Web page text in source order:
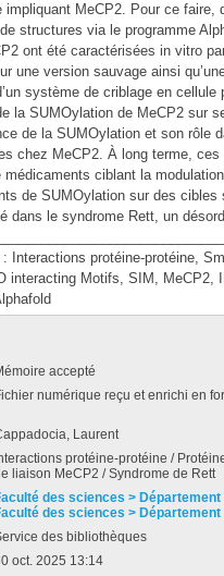
impliquant MeCP2. Pour ce faire,
structures via le programme
ont été caractérisées in vitro
une version sauvage ainsi
système de criblage en
la SUMOylation de MeCP2 sur
de la SUMOylation et son rôle
chez MeCP2. À long terme,
ciblant la
de SUMOylation sur des cibles
dans le syndrome Rett, un
: Interactions protéine-protéine,
interacting Motifs, SIM, MeCP2,
accepté
numérique reçu et enrichi en
Laurent
protéine-protéine /
liaison MeCP2 / Syndrome de Rett
des sciences >
des sciences >
des bibliothèques
oct. 2025 13:14